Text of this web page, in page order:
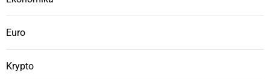
Euro
Krypto